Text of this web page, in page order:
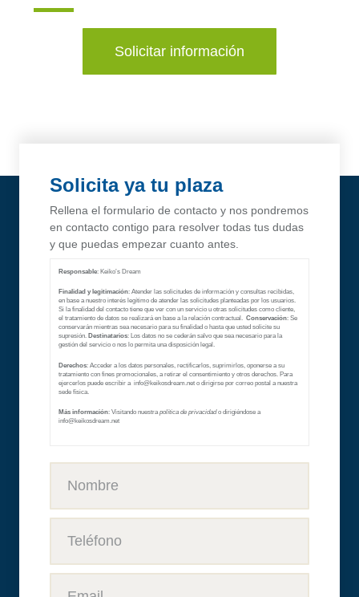
Solicitar información
Solicita ya tu plaza
Rellena el formulario de contacto y nos pondremos
en contacto contigo para resolver todas tus dudas
y que puedas empezar cuanto antes.
Responsable: Keiko’s Dream
Finalidad y legitimación: Atender las solicitudes de información y consultas recibidas,
en base a nuestro interés legítimo de atender las solicitudes planteadas por los usuarios.
Si la finalidad del contacto tiene que ver con un servicio u otras solicitudes como cliente,
el tratamiento de datos se realizará en base a la relación contractual. Conservación: Se
conservarán mientras sea necesario para su finalidad o hasta que usted solicite su
supresión. Destinatarios: Los datos no se cederán salvo que sea necesario para la
gestión del servicio o nos lo permita una disposición legal.
Derechos: Acceder a los datos personales, rectificarlos, suprimirlos, oponerse a su
tratamiento con fines promocionales, a retirar el consentimiento y otros derechos. Para
ejercerlos puede escribir a info@keikosdream.net o dirigirse por correo postal a nuestra
sede física.
Más información: Visitando nuestrapolítica de privacidad o dirigiéndose a
info@keikosdream.net